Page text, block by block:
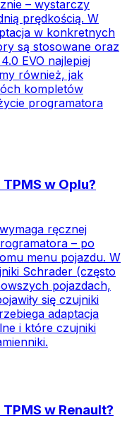
– wystarczy
prędkością. W
w konkretnych
są stosowane oraz
EVO najlepiej
również, jak
kompletów
programatora
w Oplu?
ręcznej
– po
menu pojazdu. W
Schrader (często
pojazdach,
się czujniki
adaptacja
i które czujniki
w Renault?